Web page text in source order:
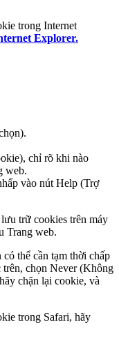
trong Internet
Explorer.
chỉ rõ khi nào
web.
vào nút Help (Trợ
trữ cookies trên máy
Trang web.
thể cần tạm thời chấp
trên, chọn Never (Không
chặn lại cookie, và
trong Safari, hãy